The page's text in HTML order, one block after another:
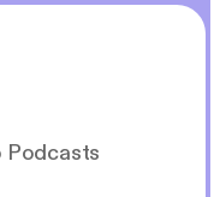
Podcasts